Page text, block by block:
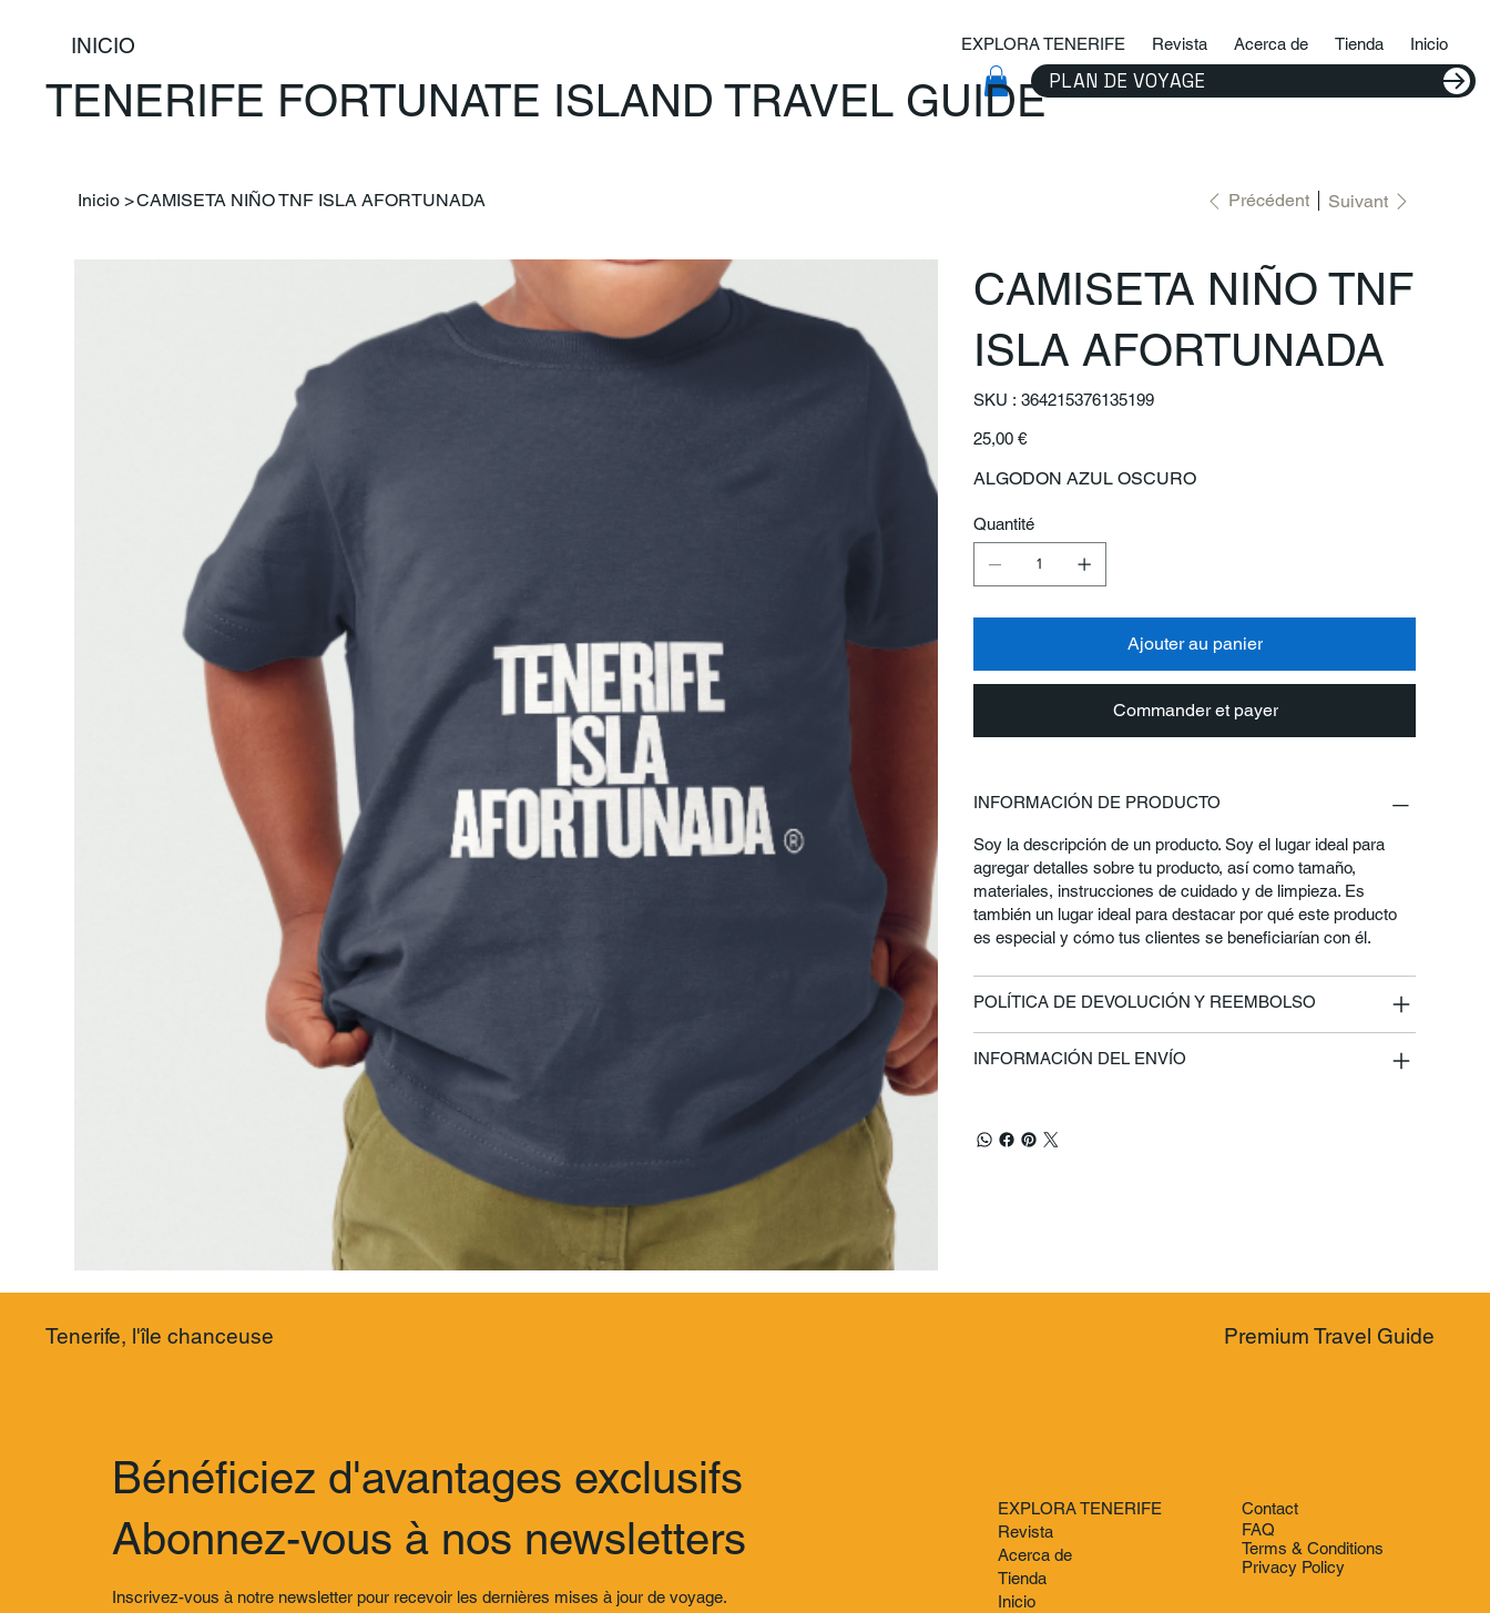
INICIO
PLAN DE VOYAGE
TENERIFE FORTUNATE ISLAND TRAVEL GUIDE
EXPLORA TENERIFE Revista Acerca de Tienda Inicio
Inicio >CAMISETA NIÑO TNF ISLA AFORTUNADA Précédent Suivant
CAMISETA NIÑO TNF
ISLA AFORTUNADA
SKU : SKU
364215376135199
364215376135199
Prix
25,00 €
ALGODON AZUL OSCURO
Quantité
Ajouter au panier
Commander et payer
INFORMACIÓN DE PRODUCTO
Soy la descripción de un producto. Soy el lugar ideal para
agregar detalles sobre tu producto, así como tamaño,
materiales, instrucciones de cuidado y de limpieza. Es
también un lugar ideal para destacar por qué este producto
es especial y cómo tus clientes se beneficiarían con él.
POLÍTICA DE DEVOLUCIÓN Y REEMBOLSO
INFORMACIÓN DEL ENVÍO
Tenerife, l'île chanceuse
Bénéficiez d'avantages exclusifs
Abonnez-vous à nos newsletters
Inscrivez-vous à notre newsletter pour recevoir les dernières mises à jour de voyage.
Premium Travel Guide
EXPLORA TENERIFE
Revista
Acerca de
Tienda
Inicio
Contact
FAQ
Terms & Conditions
Privacy Policy